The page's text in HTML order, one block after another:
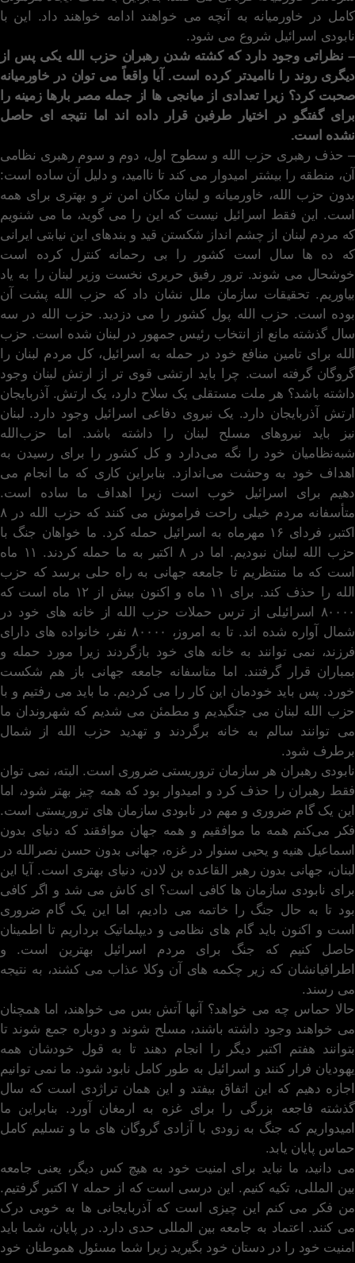
کامل در خاورمیانه به آنچه می خواهند ادامه خواهند داد. این با
نابودی اسرائیل شروع می شود.
– نظراتی وجود دارد که کشته شدن رهبران حزب الله یکی پس از
دیگری روند را ناامیدتر کرده است. آیا واقعاً می توان در خاورمیانه
صحبت کرد؟ زیرا تعدادی از میانجی ها از جمله مصر بارها زمینه را
برای گفتگو در اختیار طرفین قرار داده اند اما نتیجه ای حاصل
نشده است.
– حذف رهبری حزب الله و سطوح اول، دوم و سوم رهبری نظامی
آن، منطقه را بیشتر امیدوار می کند تا ناامید، و دلیل آن ساده است:
بدون حزب الله، خاورمیانه و لبنان مکان امن تر و بهتری برای همه
است. این فقط اسرائیل نیست که این را می گوید، ما می شنویم
که مردم لبنان از چشم انداز شکستن قید و بندهای این نیابتی ایرانی
که ده ها سال است کشور را بی رحمانه کنترل کرده است
خوشحال می شوند. ترور رفیق حریری نخست وزیر لبنان را به یاد
بیاوریم. تحقیقات سازمان ملل نشان داد که حزب الله پشت آن
بوده است. حزب الله پول کشور را می دزدید. حزب الله در سه
سال گذشته مانع از انتخاب رئیس جمهور در لبنان شده است. حزب
الله برای تامین منافع خود در حمله به اسرائیل، کل مردم لبنان را
گروگان گرفته است. چرا باید ارتشی قوی تر از ارتش لبنان وجود
داشته باشد؟ هر ملت مستقلی یک سلاح دارد، یک ارتش. آذربایجان
ارتش آذربایجان دارد. یک نیروی دفاعی اسرائیل وجود دارد. لبنان
نیز باید نیروهای مسلح لبنان را داشته باشد. اما حزب‌الله
شبه‌نظامیان خود را نگه می‌دارد و کل کشور را برای رسیدن به
اهداف خود به وحشت می‌اندازد. بنابراین کاری که ما انجام می
دهیم برای اسرائیل خوب است زیرا اهداف ما ساده است.
متأسفانه مردم خیلی راحت فراموش می کنند که حزب الله در ۸
اکتبر، فردای ۱۶ مهرماه به اسرائیل حمله کرد. ما خواهان جنگ با
حزب الله لبنان نبودیم. اما در ۸ اکتبر به ما حمله کردند. ۱۱ ماه
است که ما منتظریم تا جامعه جهانی به راه حلی برسد که حزب
الله را حذف کند. برای ۱۱ ماه و اکنون بیش از ۱۲ ماه است که
۸۰۰۰۰ اسرائیلی از ترس حملات حزب الله از خانه های خود در
شمال آواره شده اند. تا به امروز، ۸۰۰۰۰ نفر، خانواده های دارای
فرزند، نمی توانند به خانه های خود بازگردند زیرا مورد حمله و
بمباران قرار گرفتند. اما متاسفانه جامعه جهانی باز هم شکست
خورد. پس باید خودمان این کار را می کردیم. ما باید می رفتیم و با
حزب الله لبنان می جنگیدیم و مطمئن می شدیم که شهروندان ما
می توانند سالم به خانه برگردند و تهدید حزب الله از شمال
برطرف شود.
نابودی رهبران هر سازمان تروریستی ضروری است. البته، نمی توان
فقط رهبران را حذف کرد و امیدوار بود که همه چیز بهتر شود، اما
این یک گام ضروری و مهم در نابودی سازمان های تروریستی است.
فکر می‌کنم همه ما موافقیم و همه جهان موافقند که دنیای بدون
اسماعیل هنیه و یحیی سنوار در غزه، جهانی بدون حسن نصرالله در
لبنان، جهانی بدون رهبر القاعده بن لادن، دنیای بهتری است. آیا این
برای نابودی سازمان ها کافی است؟ ای کاش می شد و اگر کافی
بود تا به حال جنگ را خاتمه می دادیم، اما این یک گام ضروری
است و اکنون باید گام های نظامی و دیپلماتیک برداریم تا اطمینان
حاصل کنیم که جنگ برای مردم اسرائیل بهترین است. و
اطرافیانشان که زیر چکمه های آن وکلا عذاب می کشند، به نتیجه
می رسند.
حالا حماس چه می خواهد؟ آنها آتش بس می خواهند، اما همچنان
می خواهند وجود داشته باشند، مسلح شوند و دوباره جمع شوند تا
بتوانند هفتم اکتبر دیگر را انجام دهند تا به قول خودشان همه
یهودیان فرار کنند و اسرائیل به طور کامل نابود شود. ما نمی توانیم
اجازه دهیم که این اتفاق بیفتد و این همان تراژدی است که سال
گذشته فاجعه بزرگی را برای غزه به ارمغان آورد. بنابراین ما
امیدواریم که جنگ به زودی با آزادی گروگان های ما و تسلیم کامل
حماس پایان یابد.
می دانید، ما نباید برای امنیت خود به هیچ کس دیگر، یعنی جامعه
بین المللی، تکیه کنیم. این درسی است که از حمله ۷ اکتبر گرفتیم.
من فکر می کنم این چیزی است که آذربایجانی ها به خوبی درک
می کنند. اعتماد به جامعه بین المللی حدی دارد. در پایان، شما باید
امنیت خود را در دستان خود بگیرید زیرا شما مسئول هموطنان خود